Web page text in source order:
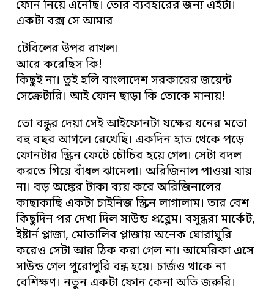
ফোন নিয়ে এনেছি। তোর ব্যবহারের জন্য এইটা।
একটা বক্স সে আমার
টেবিলের উপর রাখল।
আরে করেছিস কি!
কিছুই না। তুই হলি বাংলাদেশ সরকারের জয়েন্ট
সেক্রেটারি। আই ফোন ছাড়া কি তোকে মানায়!
তো বন্ধুর দেয়া সেই আইফোনটা যক্ষের ধনের মতো
বহু বছর আগলে রেখেছি। একদিন হাত থেকে পড়ে
ফোনটার স্ক্রিন ফেটে চৌচির হয়ে গেল। সেটা বদল
করতে গিয়ে বাঁধল ঝামেলা। অরিজিনাল পাওয়া যায়
না। বড় অঙ্কের টাকা ব্যয় করে অরিজিনালের
কাছাকাছি একটা চাইনিজ স্ক্রিন লাগালাম। তার বেশ
কিছুদিন পর দেখা দিল সাউন্ড প্রব্লেম। বসুন্ধরা মার্কেট,
ইষ্টার্ন প্লাজা, মোতালিব প্লাজায় অনেক ঘোরাঘুরি
করেও সেটা আর ঠিক করা গেল না। আমেরিকা এসে
সাউন্ড গেল পুরোপুরি বন্ধ হয়ে। চার্জও থাকে না
বেশিক্ষণ। নতুন একটা ফোন কেনা অতি জরুরি।